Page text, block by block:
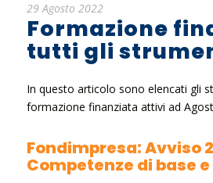
29 Agosto 2022
Formazione
tutti gli
In questo articolo sono elencati gli
formazione finanziata attivi ad
Fondimpresa: Avviso
Competenze di base